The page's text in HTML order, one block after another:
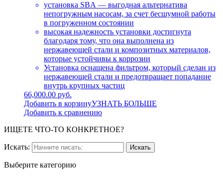
установка SBА — выгодная альтернатива
непогружным насосам, за счет бесшумной работы
в погруженном состоянии
высокая надежность установки достигнута
благодаря тому, что она выполнена из
нержавеющей стали и композитных материалов,
которые устойчивы к коррозии
Установка оснащена фильтром, который сделан из
нержавеющей стали и предотвращает попадание
внутрь крупных частиц
66,000.00 руб.
Добавить в корзинуУЗНАТЬ БОЛЬШЕ
Добавить к сравнению
ИЩЕТЕ ЧТО-ТО КОНКРЕТНОЕ?
Искать:
Выберите категорию